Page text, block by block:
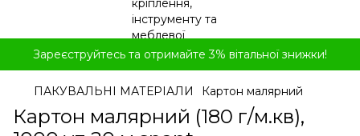
Зареєструйтесь та отримайте 3% вітальної знижки!
ПАКУВАЛЬНІ МАТЕРІАЛИ Картон малярний
Картон малярний (180 г/м.кв),